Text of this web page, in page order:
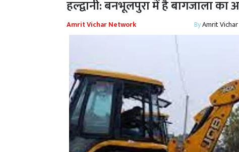
हल्द्वानी: बनभूलपुरा में है बागजाला का
Amrit Vichar Network ByAmrit Vichar